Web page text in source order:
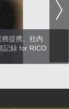
提携、社内
記録 for RICO